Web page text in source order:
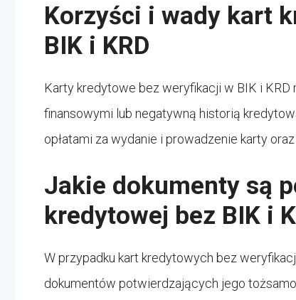
Korzyści i wady kart
BIK i KRD
Karty kredytowe bez weryfikacji w BIK i
finansowymi lub negatywną historią
opłatami za wydanie i prowadzenie karty
Jakie dokumenty są
kredytowej bez BIK i
W przypadku kart kredytowych bez
dokumentów potwierdzających jego